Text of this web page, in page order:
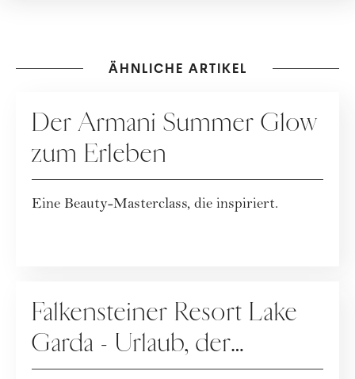
ÄHNLICHE ARTIKEL
Der Armani Summer Glow
zum Erleben
Eine Beauty-Masterclass, die inspiriert.
Falkensteiner Resort Lake
Garda - Urlaub, der